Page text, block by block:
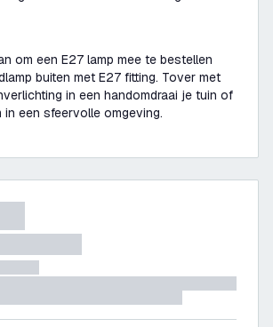
om een E27 lamp mee te bestellen
buiten met E27 fitting. Tover met
in een handomdraai je tuin of
in een sfeervolle omgeving.